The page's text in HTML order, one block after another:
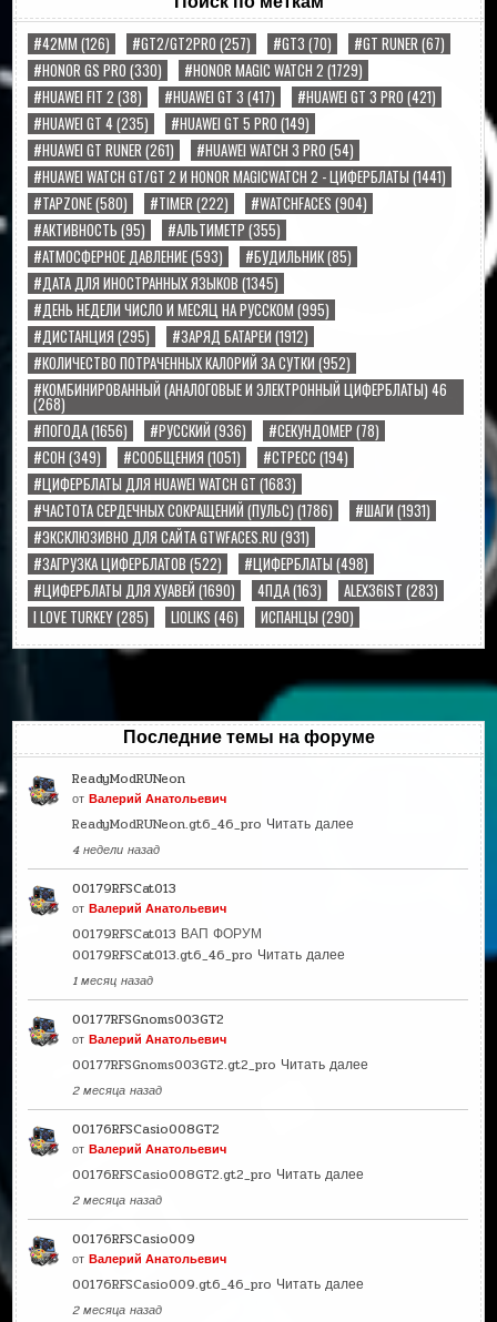
#42MM (126) #GT2/GT2PRO (257) #GT3 (70) #GT RUNER(67)
#HONOR GS PRO (330) #HONOR MAGIC WATCH 2 (1729)
#HUAWEI FIT 2 (38) #HUAWEI GT 3 (417) #HUAWEI GT 3 PRO (421)
#HUAWEI GT 4(235) #HUAWEI GT 5 PRO (149)
#HUAWEI GT RUNER(261) #HUAWEI WATCH 3 PRO (54)
#HUAWEI WATCH GT/GT 2 И HONOR MAGICWATCH 2 - ЦИФЕРБЛАТЫ (1441)
#TAPZONE(580) #TIMER(222) #WATCHFACES (904)
#АКТИВНОСТЬ (95) #АЛЬТИМЕТР (355)
#АТМОСФЕРНОЕ ДАВЛЕНИЕ(593) #БУДИЛЬНИК(85)
#ДАТА ДЛЯ ИНОСТРАННЫХ ЯЗЫКОВ (1345)
#ДЕНЬ НЕДЕЛИ ЧИСЛО И МЕСЯЦ НА РУССКОМ (995)
#ДИСТАНЦИЯ (295) #ЗАРЯД БАТАРЕИ (1912)
#КОЛИЧЕСТВО ПОТРАЧЕННЫХ КАЛОРИЙ ЗА СУТКИ (952)
#КОМБИНИРОВАННЫЙ (АНАЛОГОВЫЕ И ЭЛЕКТРОННЫЙ ЦИФЕРБЛАТЫ) 46
(268)
#ПОГОДА(1656) #РУССКИЙ (936) #СЕКУНДОМЕР (78)
#СОН (349) #СООБЩЕНИЯ (1051) #СТРЕСС (194)
#ЦИФЕРБЛАТЫ ДЛЯ HUAWEI WATCH GT (1683)
#ЧАСТОТА СЕРДЕЧНЫХ СОКРАЩЕНИЙ (ПУЛЬС) (1786) #ШАГИ (1931)
#ЭКСКЛЮЗИВНО ДЛЯ САЙТА GTWFACES.RU (931)
#ЗАГРУЗКА ЦИФЕРБЛАТОВ (522) #ЦИФЕРБЛАТЫ (498)
#ЦИФЕРБЛАТЫ ДЛЯ ХУАВЕЙ (1690) 4ПДА(163) ALEX36IST (283)
I LOVE TURKEY(285) LIOLIKS (46) ИСПАНЦЫ (290)
Последние темы на форуме
ReadyModRUNeon
отВалерий Анатольевич
ReadyModRUNeon.gt6_46_pro Читать далее
4 недели назад
00179RFSCat013
отВалерий Анатольевич
00179RFSCat013 ВАП ФОРУМ
00179RFSCat013.gt6_46_pro Читать далее
1 месяц назад
00177RFSGnoms003GT2
отВалерий Анатольевич
00177RFSGnoms003GT2.gt2_pro Читать далее
2 месяца назад
00176RFSCasio008GT2
отВалерий Анатольевич
00176RFSCasio008GT2.gt2_pro Читать далее
2 месяца назад
00176RFSCasio009
отВалерий Анатольевич
00176RFSCasio009.gt6_46_pro Читать далее
2 месяца назад